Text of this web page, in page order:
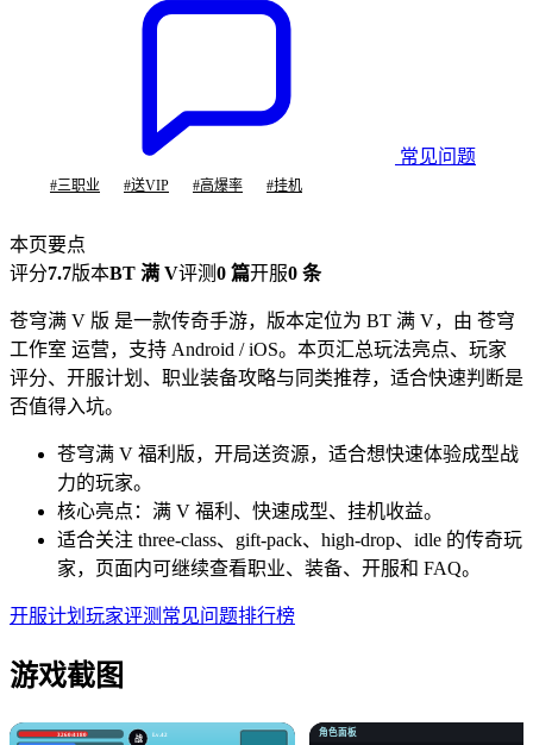
常见问题
#三职业 #送VIP #高爆率 #挂机
本页要点
评分7.7版本BT 满 V评测0 篇开服0 条
苍穹满 V 版 是一款传奇手游，版本定位为 BT 满 V，由 苍穹
工作室 运营，支持 Android / iOS。本页汇总玩法亮点、玩家
评分、开服计划、职业装备攻略与同类推荐，适合快速判断是
否值得入坑。
苍穹满 V 福利版，开局送资源，适合想快速体验成型战
力的玩家。
核心亮点：满 V 福利、快速成型、挂机收益。
适合关注 three-class、gift-pack、high-drop、idle 的传奇玩
家，页面内可继续查看职业、装备、开服和 FAQ。
开服计划 玩家评测 常见问题排行榜
游戏截图
3260/4180 战 Lv.42 角色面板